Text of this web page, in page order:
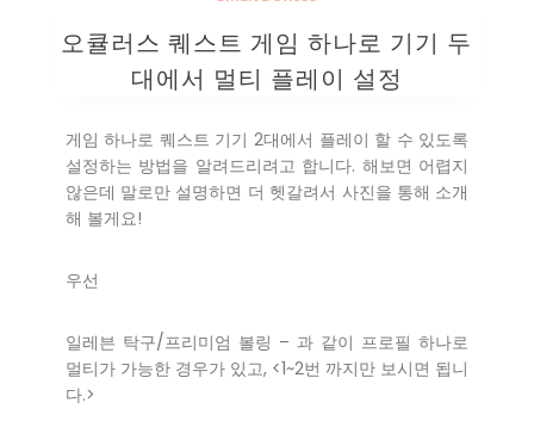
오큘러스 퀘스트 게임 하나로 기기 두
대에서 멀티 플레이 설정
게임 하나로 퀘스트 기기 2대에서 플레이 할 수 있도록
설정하는 방법을 알려드리려고 합니다. 해보면 어렵지
않은데 말로만 설명하면 더 헷갈려서 사진을 통해 소개
해 볼게요!
우선
일레븐 탁구/프리미엄 볼링 – 과 같이 프로필 하나로
멀티가 가능한 경우가 있고, <1~2번 까지만 보시면 됩니
다.>